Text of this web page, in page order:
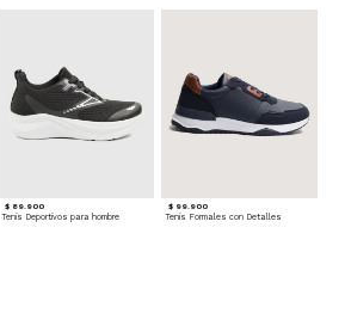
$ 89.900
Tenis Deportivos para hombre
$ 99.900
Tenis Formales con Detalles